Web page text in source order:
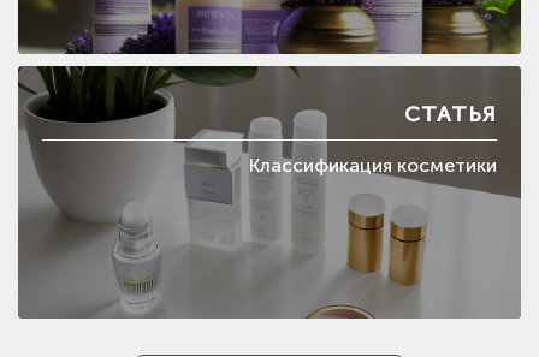
СТАТЬЯ
Классификация косметики